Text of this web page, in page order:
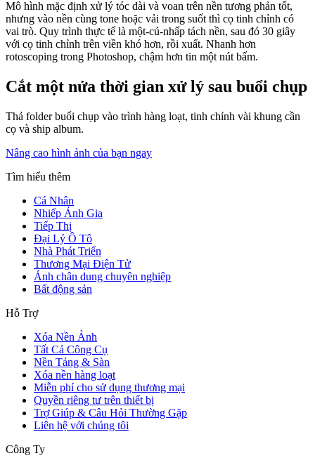
Mô hình mặc định xử lý tóc dài và voan trên nền tương phản tốt,
nhưng vào nền cùng tone hoặc vải trong suốt thì cọ tinh chỉnh có
vai trò. Quy trình thực tế là một-cú-nhấp tách nền, sau đó 30 giây
với cọ tinh chỉnh trên viền khó hơn, rồi xuất. Nhanh hơn
rotoscoping trong Photoshop, chậm hơn tin một nút bấm.
Cắt một nửa thời gian xử lý sau buổi chụp
Thả folder buổi chụp vào trình hàng loạt, tinh chỉnh vài khung cần
cọ và ship album.
Nâng cao hình ảnh của bạn ngay
Tìm hiểu thêm
Cá Nhân
Nhiếp Ảnh Gia
Tiếp Thị
Đại Lý Ô Tô
Nhà Phát Triển
Thương Mại Điện Tử
Ảnh chân dung chuyên nghiệp
Bất động sản
Hỗ Trợ
Xóa Nền Ảnh
Tất Cả Công Cụ
Nền Tảng & Sàn
Xóa nền hàng loạt
Miễn phí cho sử dụng thương mại
Quyền riêng tư trên thiết bị
Trợ Giúp & Câu Hỏi Thường Gặp
Liên hệ với chúng tôi
Công Ty